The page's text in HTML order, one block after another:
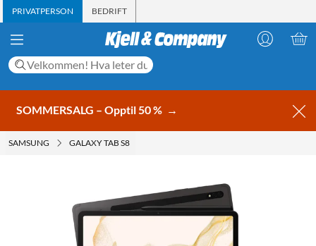
PRIVATPERSON BEDRIFT
SOMMERSALG – Opptil 50 % →
SAMSUNG GALAXY TAB S8